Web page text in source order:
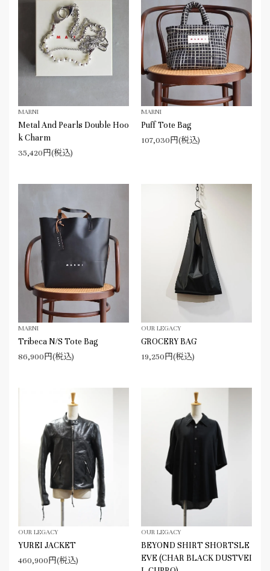
MARNI
Metal And Pearls Double Hoo
k Charm
35,420円(税込)
MARNI
Puff Tote Bag
107,030円(税込)
MARNI
Tribeca N/S Tote Bag
86,900円(税込)
OUR LEGACY
GROCERY BAG
19,250円(税込)
OUR LEGACY
YUREI JACKET
460,900円(税込)
OUR LEGACY
BEYOND SHIRT SHORTSLE
EVE (CHAR BLACK DUSTVEI